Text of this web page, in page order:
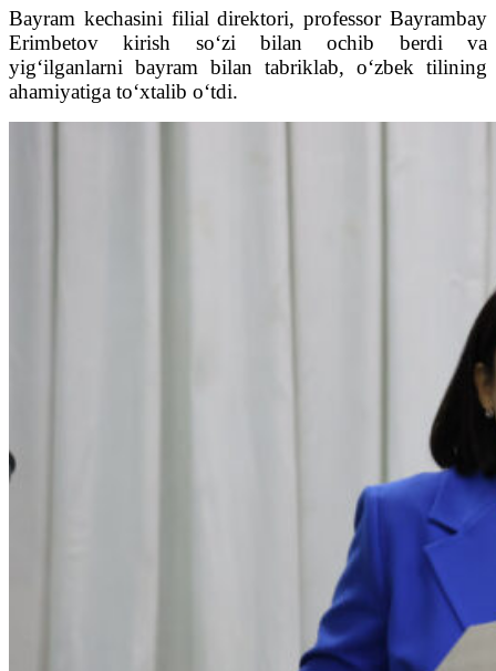
Bayram kechasini filial direktori, professor Bayrambay
Erimbetov kirish so‘zi bilan ochib berdi va
yig‘ilganlarni bayram bilan tabriklab, o‘zbek tilining
ahamiyatiga to‘xtalib o‘tdi.